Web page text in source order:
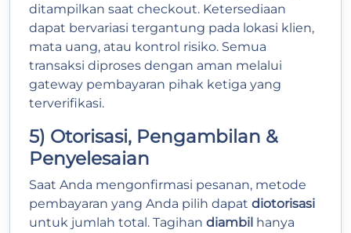
ditampilkan saat checkout. Ketersediaan
dapat bervariasi tergantung pada lokasi klien,
mata uang, atau kontrol risiko. Semua
transaksi diproses dengan aman melalui
gateway pembayaran pihak ketiga yang
terverifikasi.
5) Otorisasi, Pengambilan &
Penyelesaian
Saat Anda mengonfirmasi pesanan, metode
pembayaran yang Anda pilih dapat diotorisasi
untuk jumlah total. Tagihan diambil hanya